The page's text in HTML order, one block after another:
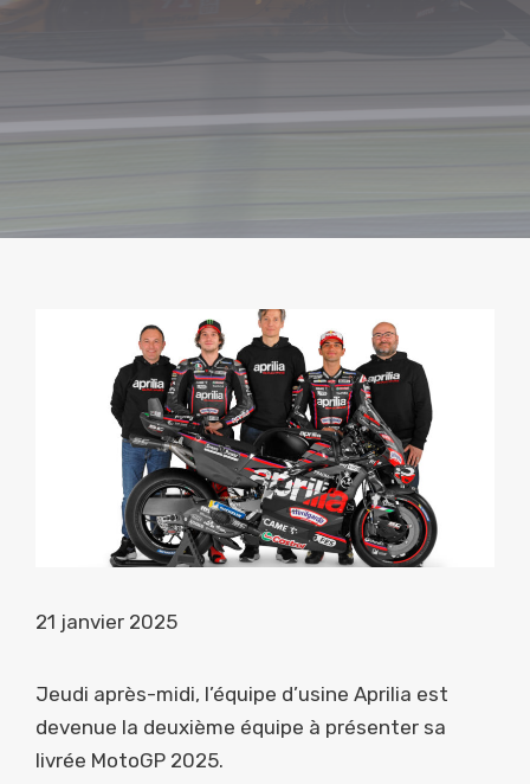
21 janvier 2025
Jeudi après-midi, l’équipe d’usine Aprilia est
devenue la deuxième équipe à présenter sa
livrée MotoGP 2025.